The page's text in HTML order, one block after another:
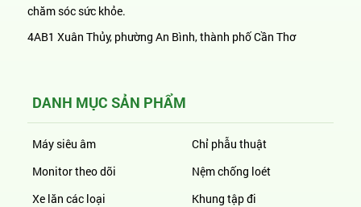
chăm sóc sức khỏe.
4AB1 Xuân Thủy, phường An Bình, thành phố Cần Thơ
DANH MỤC SẢN PHẨM
Máy siêu âm
Monitor theo dõi
Xe lăn các loại
Chỉ phẫu thuật
Nệm chống loét
Khung tập đi